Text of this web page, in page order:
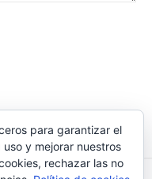
para garantizar el
y mejorar nuestros
rechazar las no